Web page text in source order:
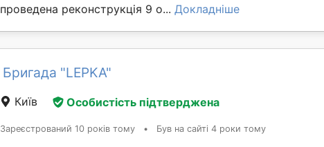
проведена реконструкція 9 о... Докладніше
Бригада "LEPKA"
Київ Особистість підтверджена
Зареєстрований 10 років тому • Був на сайті 4 роки тому